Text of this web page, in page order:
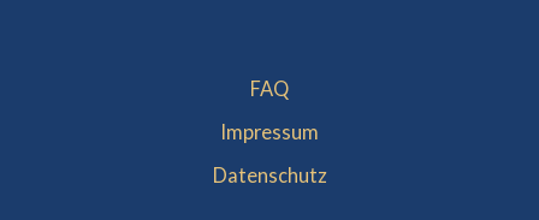
FAQ
Impressum
Datenschutz